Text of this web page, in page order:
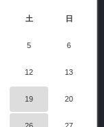
土 日
5 6
12 13
19 20